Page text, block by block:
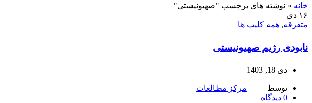
خانه » نوشته های برچسب "صهیونیستی"
۱۶ دی
متفرقه, همه کلیپ ها
نابودی رژیم صهیونیستی
دی 18, 1403
توسط
مرکز مطالعات
0 دیدگاه